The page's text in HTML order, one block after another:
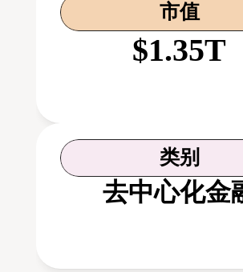
市值
$1.35T
类别
去中心化金